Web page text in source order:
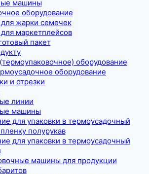
машины
оборудование
жарки семечек
маркетплейсов
пакет
оборудование
оборудование
и отрезки
линии
машины
для упаковки в термоусадочный
полурукав
для упаковки в термоусадочный
машины для продукции